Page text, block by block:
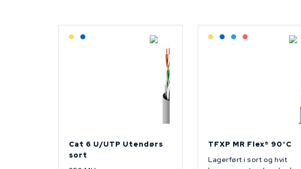
Lagerført: Grossist
Lagerført: NEK Kabel
Cat 6 U/UTP Utendørs
sort
Lagerført: Grossist
Lagerført: NEK Kabel
Bestilling: 2-3 uker
På forespørsel
TFXP MR Flex® 90°C
Lagerført i sort og hvit